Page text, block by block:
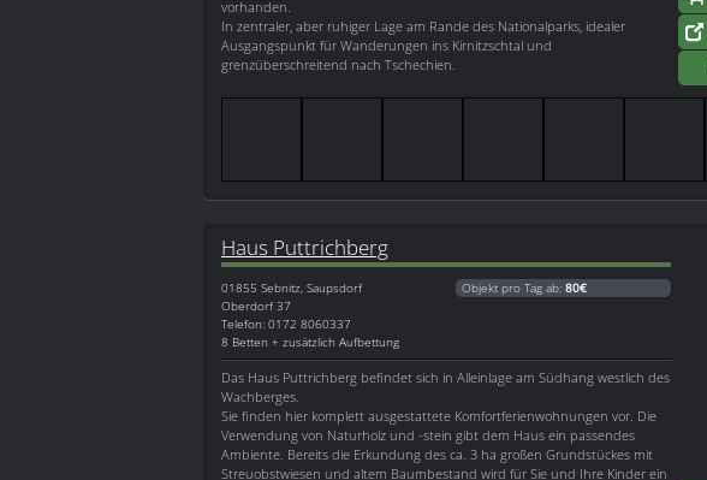
vorhanden.
In zentraler, aber ruhiger Lage am Rande des Nationalparks, idealer
Ausgangspunkt für Wanderungen ins Kirnitzschtal und
grenzüberschreitend nach Tschechien.
Haus Puttrichberg
01855 Sebnitz, Saupsdorf
Oberdorf 37
Telefon: 0172 8060337
8 Betten + zusätzlich Aufbettung
Objekt pro Tag ab: 80€
Das Haus Puttrichberg befindet sich in Alleinlage am Südhang westlich des
Wachberges.
Sie finden hier komplett ausgestattete Komfortferienwohnungen vor. Die
Verwendung von Naturholz und -stein gibt dem Haus ein passendes
Ambiente. Bereits die Erkundung des ca. 3 ha großen Grundstückes mit
Streuobstwiesen und altem Baumbestand wird für Sie und Ihre Kinder ein